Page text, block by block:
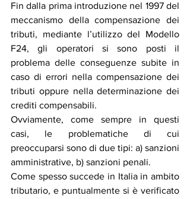
Fin dalla prima introduzione nel 1997 del
meccanismo della compensazione dei
tributi, mediante l’utilizzo del Modello
F24, gli operatori si sono posti il
problema delle conseguenze subite in
caso di errori nella compensazione dei
tributi oppure nella determinazione dei
crediti compensabili.
Ovviamente, come sempre in questi
casi, le problematiche di cui
preoccuparsi sono di due tipi: a) sanzioni
amministrative, b) sanzioni penali.
Come spesso succede in Italia in ambito
tributario, e puntualmente si è verificato